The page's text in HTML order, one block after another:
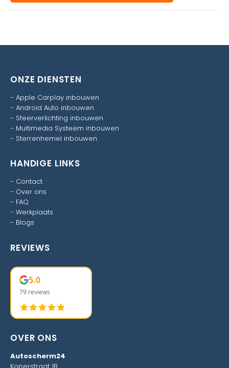
ONZE DIENSTEN
- Apple Carplay inbouwen
- Android Auto inbouwen
- Sfeerverlichting inbouwen
- Multimedia Systeem inbouwen
- Sterrenhemel inbouwen
HANDIGE LINKS
- Contact
- Over ons
- FAQ
- Werkplaats
- Blogs
REVIEWS
5.0
79 reviews
OVER ONS
Autoscherm24